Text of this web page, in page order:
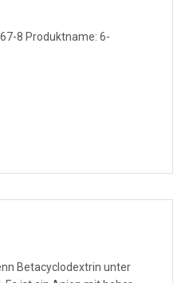
8 Produktname: 6-
Betacyclodextrin unter